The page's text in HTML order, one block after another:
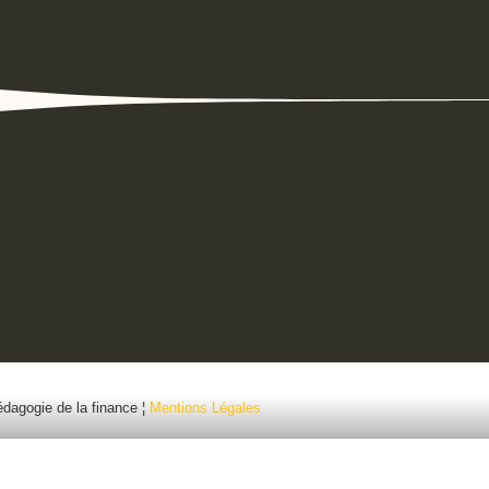
de la finance ¦ Mentions Légales